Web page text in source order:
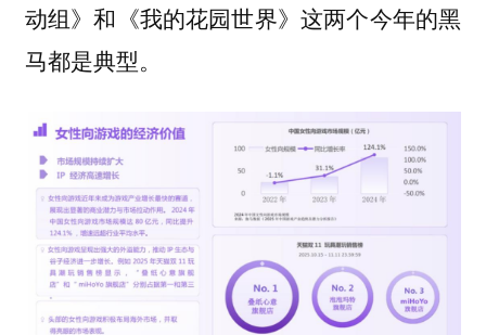
动组》和《我的花园世界》这两个今年的黑
马都是典型。